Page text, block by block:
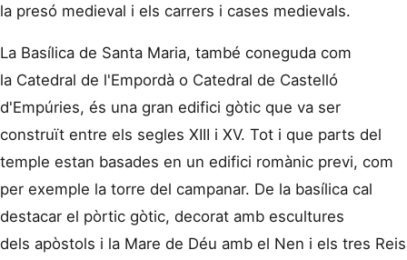
la presó medieval i els carrers i cases medievals.
La Basílica de Santa Maria, també coneguda com
la Catedral de l'Empordà o Catedral de Castelló
d'Empúries, és una gran edifici gòtic que va ser
construït entre els segles XIII i XV. Tot i que parts del
temple estan basades en un edifici romànic previ, com
per exemple la torre del campanar. De la basílica cal
destacar el pòrtic gòtic, decorat amb escultures
dels apòstols i la Mare de Déu amb el Nen i els tres Reis